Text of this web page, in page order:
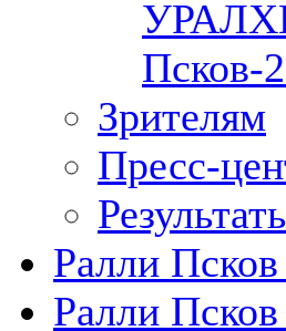
Псков-
Зрителям
Пресс-
Ралли
Ралли